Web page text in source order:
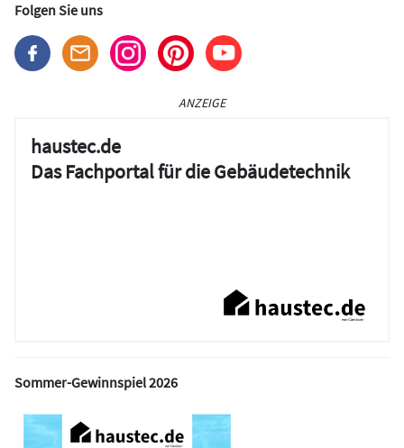
Folgen Sie uns
ANZEIGE
haustec.de
Das Fachportal für die Gebäudetechnik
Sommer-Gewinnspiel 2026